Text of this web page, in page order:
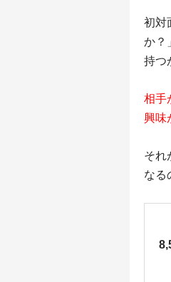
初対
か？
持つ
相手
興味
それ
なる